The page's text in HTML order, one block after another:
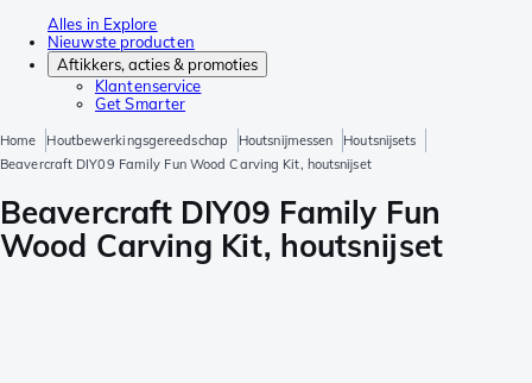
Alles in Explore
Nieuwste producten
Aftikkers, acties & promoties
Klantenservice
Get Smarter
Home Houtbewerkingsgereedschap Houtsnijmessen
Houtsnijsets
Beavercraft DIY09 Family Fun Wood Carving Kit, houtsnijset
Beavercraft DIY09 Family Fun
Wood Carving Kit, houtsnijset